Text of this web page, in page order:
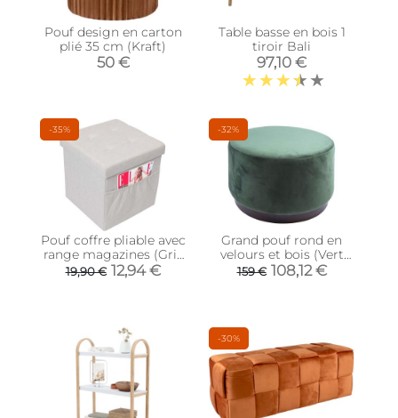
Pouf design en carton
plié 35 cm (Kraft)
50 €
Table basse en bois 1
tiroir Bali
97,10 €
-35%
Pouf coffre pliable avec
range magazines (Gris
blanc)
19,90 € 12,94 €
-32%
Grand pouf rond en
velours et bois (Vert
foncé)
159 € 108,12 €
-30%